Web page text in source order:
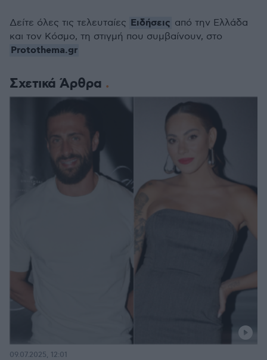
Σχετικά Άρθρα
09.07.2025, 12:01
Δείτε όλες τις τελευταίες Ειδήσεις από την Ελλάδα
και τον Κόσμο, τη στιγμή που συμβαίνουν, στο
Protothema.gr